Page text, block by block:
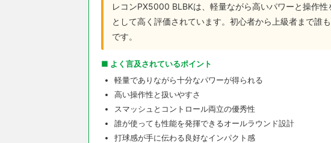
レコンPX5000 BLBKは、軽量ながら高いパワーと操作
として高く評価されています。初心者から上級者まで誰
です。
■ よく言及されているポイント
軽量でありながら十分なパワーが得られる
高い操作性と扱いやすさ
スマッシュとコントロール両立の優秀性
誰が使っても性能を発揮できるオールラウンド設計
打球感が手に伝わる良好なインパクト感